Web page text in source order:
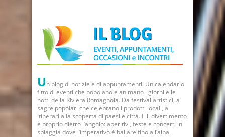
Un blog di notizie e di appuntamenti. Un calendario
fitto di eventi che popolano e animano i giorni e le
notti della Riviera Romagnola. Da festival artistici, a
sagre popolari che celebrano i prodotti locali, a
itinerari alla scoperta di paesi e città. E il divertimento
è proprio dietro l’angolo: aperitivi, feste e concerti in
spiaggia dove l’imperativo è ballare fino all’alba.